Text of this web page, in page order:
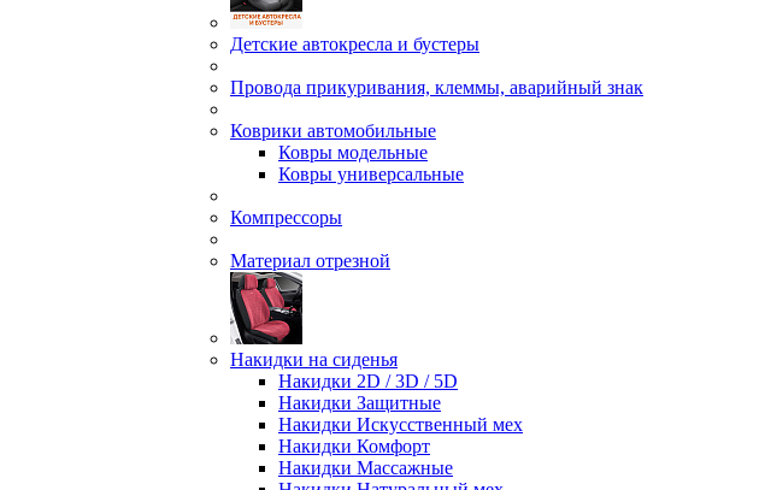
Детские автокресла и бустеры
Провода прикуривания, клеммы, аварийный знак
Коврики автомобильные
Ковры модельные
Ковры универсальные
Компрессоры
Материал отрезной
Накидки на сиденья
Накидки 2D / 3D / 5D
Накидки Защитные
Накидки Искусственный мех
Накидки Комфорт
Накидки Массажные